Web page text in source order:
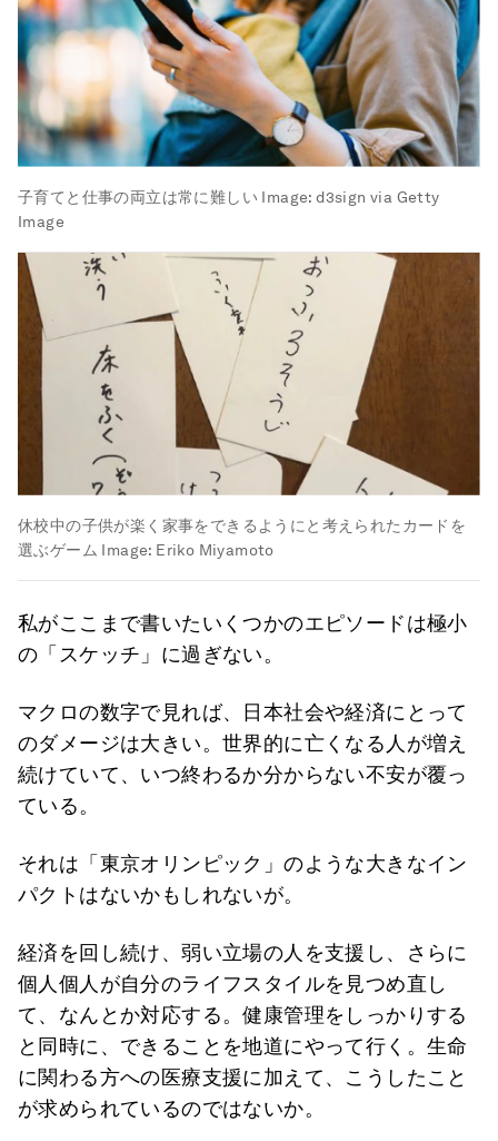
子育てと仕事の両立は常に難しい Image:d3sign via Getty
Image
休校中の子供が楽く家事をできるようにと考えられたカードを
選ぶゲーム Image: Eriko Miyamoto
私がここまで書いたいくつかのエピソードは極小
の「スケッチ」に過ぎない。
マクロの数字で見れば、日本社会や経済にとって
のダメージは大きい。世界的に亡くなる人が増え
続けていて、いつ終わるか分からない不安が覆っ
ている。
それは「東京オリンピック」のような大きなイン
パクトはないかもしれないが。
経済を回し続け、弱い立場の人を支援し、さらに
個人個人が自分のライフスタイルを見つめ直し
て、なんとか対応する。健康管理をしっかりする
と同時に、できることを地道にやって行く。生命
に関わる方への医療支援に加えて、こうしたこと
が求められているのではないか。